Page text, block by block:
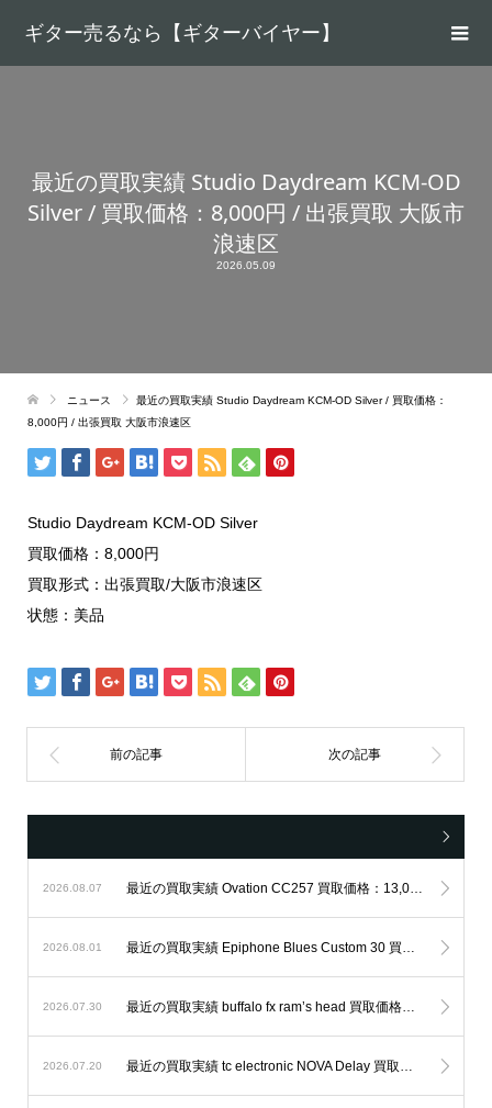
ギター売るなら【ギターバイヤー】
最近の買取実績 Studio Daydream KCM-OD
Silver / 買取価格：8,000円 / 出張買取 大阪市
浪速区
2026.05.09
ニュース
最近の買取実績 Studio Daydream KCM-OD Silver / 買取価格：
8,000円 / 出張買取 大阪市浪速区
Studio Daydream KCM-OD Silver
買取価格：8,000円
買取形式：出張買取/大阪市浪速区
状態：美品
2026.08.07 最近の買取実績 Ovation CC257 買取価格：13,000円 / 出張買取
2026.08.01 最近の買取実績 Epiphone Blues Custom 30 買取価格：13,000円 / 出張買取
2026.07.30 最近の買取実績 buffalo fx ram’s head 買取価格：12,000円 / 店頭買取
2026.07.20 最近の買取実績 tc electronic NOVA Delay 買取価格：7,000円 / 店頭買取